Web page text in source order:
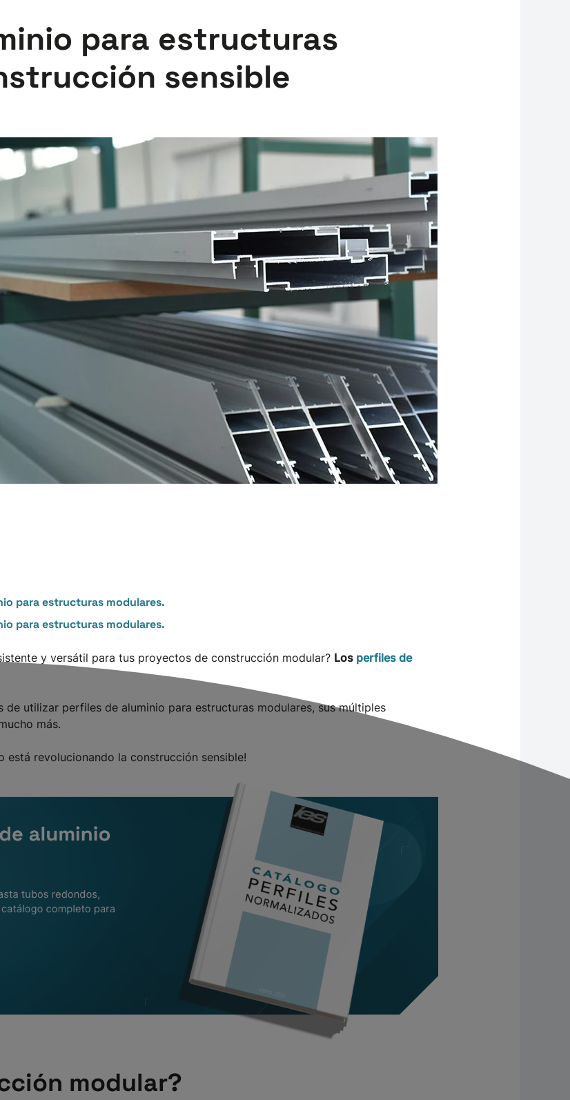
para estructuras
sensible
para estructuras modulares.
para estructuras modulares.
y versátil para tus proyectos de construcción modular? Los perfiles de
utilizar perfiles de aluminio para estructuras modulares, sus múltiples
más.
está revolucionando la construcción sensible!
modular?